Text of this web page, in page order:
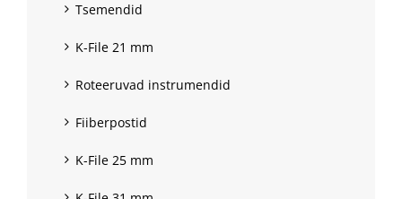
Tsemendid
K-File 21 mm
Roteeruvad instrumendid
Fiiberpostid
K-File 25 mm